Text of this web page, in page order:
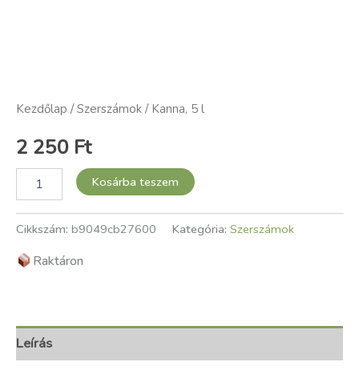
Kezdőlap /Szerszámok / Kanna, 5 l
2 250 Ft
Kosárba teszem
Cikkszám: b9049cb27600 Kategória: Szerszámok
Raktáron
Leírás